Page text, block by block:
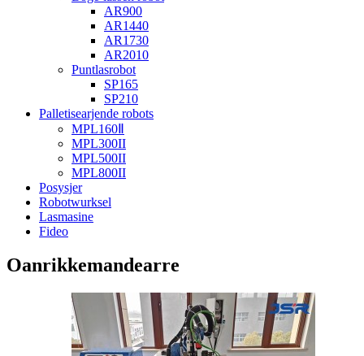
AR900
AR1440
AR1730
AR2010
Puntlasrobot
SP165
SP210
Palletisearjende robots
MPL160Ⅱ
MPL300II
MPL500II
MPL800II
Posysjer
Robotwurksel
Lasmasine
Fideo
Oanrikkemandearre